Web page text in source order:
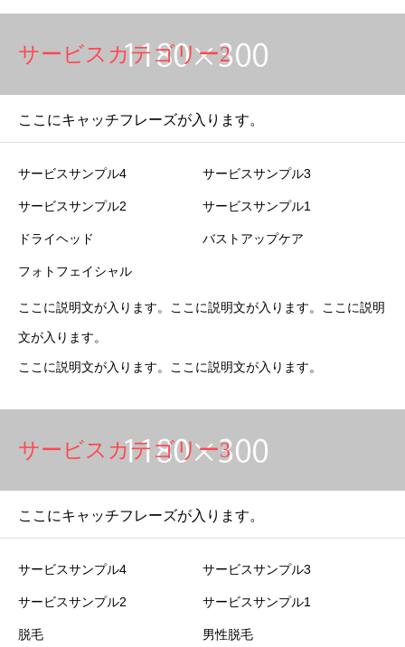
サービスカテゴリー2
ここにキャッチフレーズが入ります。
サービスサンプル4 サービスサンプル3
サービスサンプル2 サービスサンプル1
ドライヘッド バストアップケア
フォトフェイシャル
ここに説明文が入ります。ここに説明文が入ります。ここに説明
文が入ります。
ここに説明文が入ります。ここに説明文が入ります。
サービスカテゴリー3
ここにキャッチフレーズが入ります。
サービスサンプル4 サービスサンプル3
サービスサンプル2 サービスサンプル1
脱毛 男性脱毛